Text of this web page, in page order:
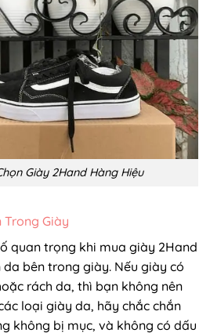
Giày 2Hand Hàng Hiệu
Trong Giày
quan trọng khi mua giày 2Hand
bên trong giày. Nếu giày có
rách da, thì bạn không nên
loại giày da, hãy chắc chắn
không bị mục, và không có dấu